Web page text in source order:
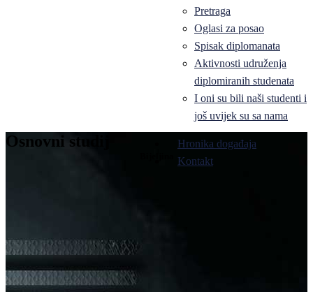
Pretraga
Oglasi za posao
Spisak diplomanata
Aktivnosti udruženja
diplomiranih studenata
I oni su bili naši studenti i
još uvijek su sa nama
Hronika događaja
Kontakt
Osnovni studij